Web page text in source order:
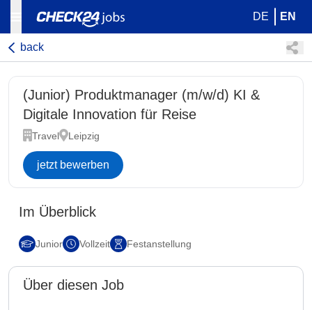
DE EN
back
(Junior) Produktmanager (m/w/d) KI &
Digitale Innovation für Reise
Travel Leipzig
jetzt bewerben
Im Überblick
Junior Vollzeit Festanstellung
Über diesen Job